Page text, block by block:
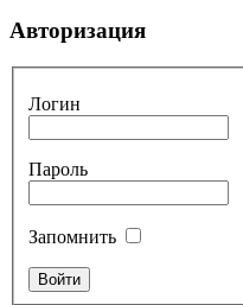
Авторизация
Логин
Пароль
Запомнить